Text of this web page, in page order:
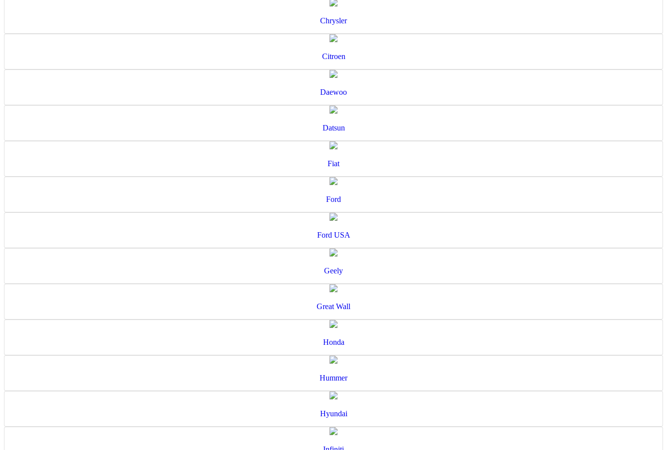
Chrysler
Citroen
Daewoo
Datsun
Fiat
Ford
Ford USA
Geely
Great Wall
Honda
Hummer
Hyundai